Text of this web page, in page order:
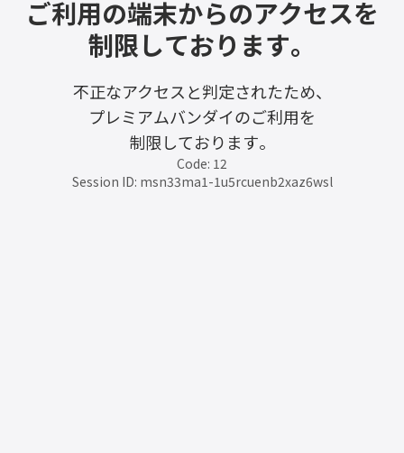
ご利用の端末からのアクセスを
制限しております。
不正なアクセスと判定されたため、
プレミアムバンダイのご利用を
制限しております。
Code: 12
Session ID: msn33ma1-1u5rcuenb2xaz6wsl